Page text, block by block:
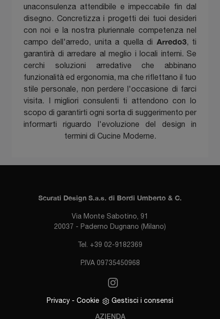
unaconsulenza attendibile e impeccabile fin dal
disegno. Concretizza i progetti dei tuoi desideri
con noi e la nostra pluriennale competenza nel
campo dell'arredo, unita a quella di Arredo3, ti
garantirà di arredare al meglio i locali interni. Se
cerchi soluzioni arredative che abbinano
funzionalità ed ergonomia, ma che riflettano il tuo
stile personale, non perdere l'occasione di farci
visita. I migliori consulenti ti attendono con lo
scopo di garantirti ogni sorta di suggerimento per
informarti riguardo l'evoluzione del design in
termini di Cucine Moderne.
Scurati Design S.a.s. di Bordi Umberto & C.
Via Monte Sabotino, 91
20037 - Paderno Dugnano (Milano)
Tel. +39 02-9182369
P.IVA 09735450968
Privacy - Cookie Gestisci i consensi
AZIENDA